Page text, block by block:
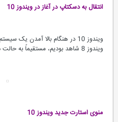
انتقال به دسکتاپ در آغاز در ویندوز 10
ویندوز 10 در هنگام بالا آمدن یک
ویندوز 8 شاهد بودیم، مستقیماً به حالت دسکتاپ سوئیچ می‌کند.
منوی استارت جدید ویندوز 10